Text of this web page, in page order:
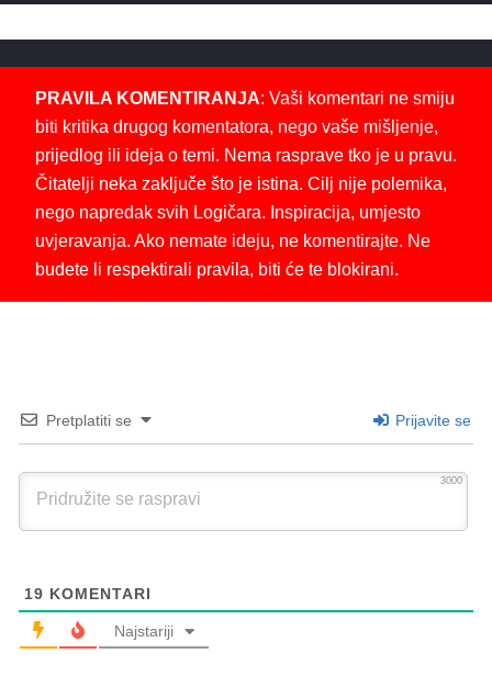
PRAVILA KOMENTIRANJA: Vaši komentari ne smiju
biti kritika drugog komentatora, nego vaše mišljenje,
prijedlog ili ideja o temi. Nema rasprave tko je u pravu.
Čitatelji neka zaključe što je istina. Cilj nije polemika,
nego napredak svih Logičara. Inspiracija, umjesto
uvjeravanja. Ako nemate ideju, ne komentirajte. Ne
budete li respektirali pravila, biti će te blokirani.
Pretplatiti se Prijavite se
3000
19 KOMENTARI
Najstariji